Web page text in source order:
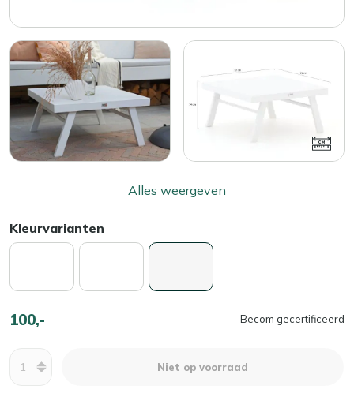
Alles weergeven
Kleurvarianten
100,- Becom gecertificeerd
Niet op voorraad